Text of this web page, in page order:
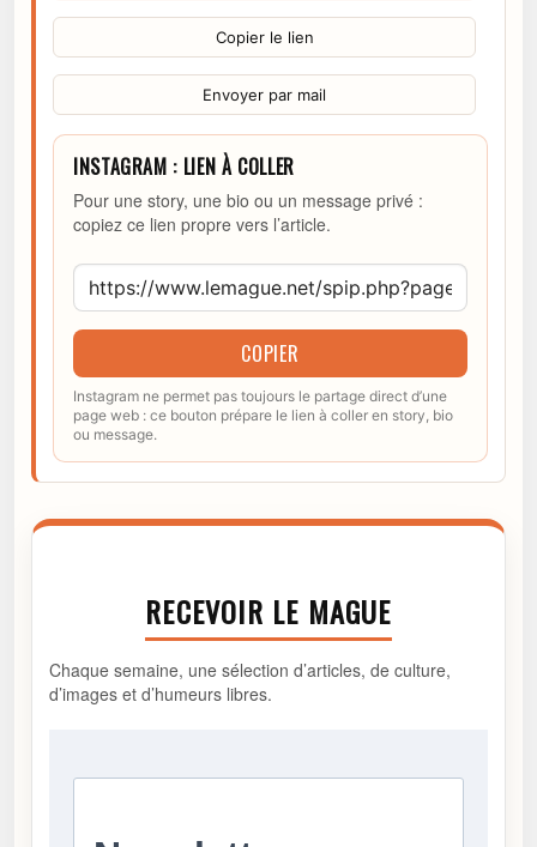
Copier le lien
Envoyer par mail
INSTAGRAM : LIEN À COLLER
Pour une story, une bio ou un message privé :
copiez ce lien propre vers l’article.
COPIER
Instagram ne permet pas toujours le partage direct d’une
page web : ce bouton prépare le lien à coller en story, bio
ou message.
RECEVOIR LE MAGUE
Chaque semaine, une sélection d’articles, de culture,
d’images et d’humeurs libres.